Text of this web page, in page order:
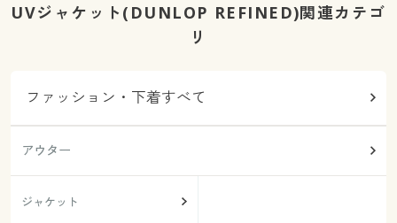
UVジャケット(DUNLOP REFINED)関連カテゴ
リ
ファッション・下着すべて
アウター
ジャケット